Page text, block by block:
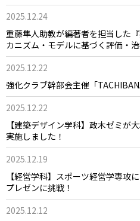
2025.12.24
重藤隼人助教が編著者を担当した
カニズム・モデルに基づく評価・
2025.12.22
強化クラブ幹部会主催「
2025.12.22
【建築デザイン学科】政木ゼミが
実施しました！
2025.12.19
【経営学科】スポーツ経営学専攻
プレゼンに挑戦！
2025.12.12